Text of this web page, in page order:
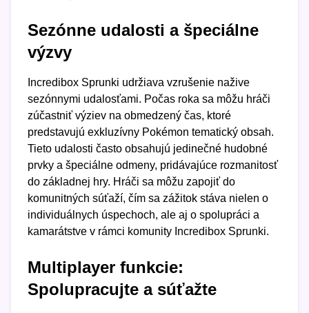
Sezónne udalosti a špeciálne
výzvy
Incredibox Sprunki udržiava vzrušenie nažive
sezónnymi udalosťami. Počas roka sa môžu hráči
zúčastniť výziev na obmedzený čas, ktoré
predstavujú exkluzívny Pokémon tematický obsah.
Tieto udalosti často obsahujú jedinečné hudobné
prvky a špeciálne odmeny, pridávajúce rozmanitosť
do základnej hry. Hráči sa môžu zapojiť do
komunitných súťaží, čím sa zážitok stáva nielen o
individuálnych úspechoch, ale aj o spolupráci a
kamarátstve v rámci komunity Incredibox Sprunki.
Multiplayer funkcie:
Spolupracujte a súťažte